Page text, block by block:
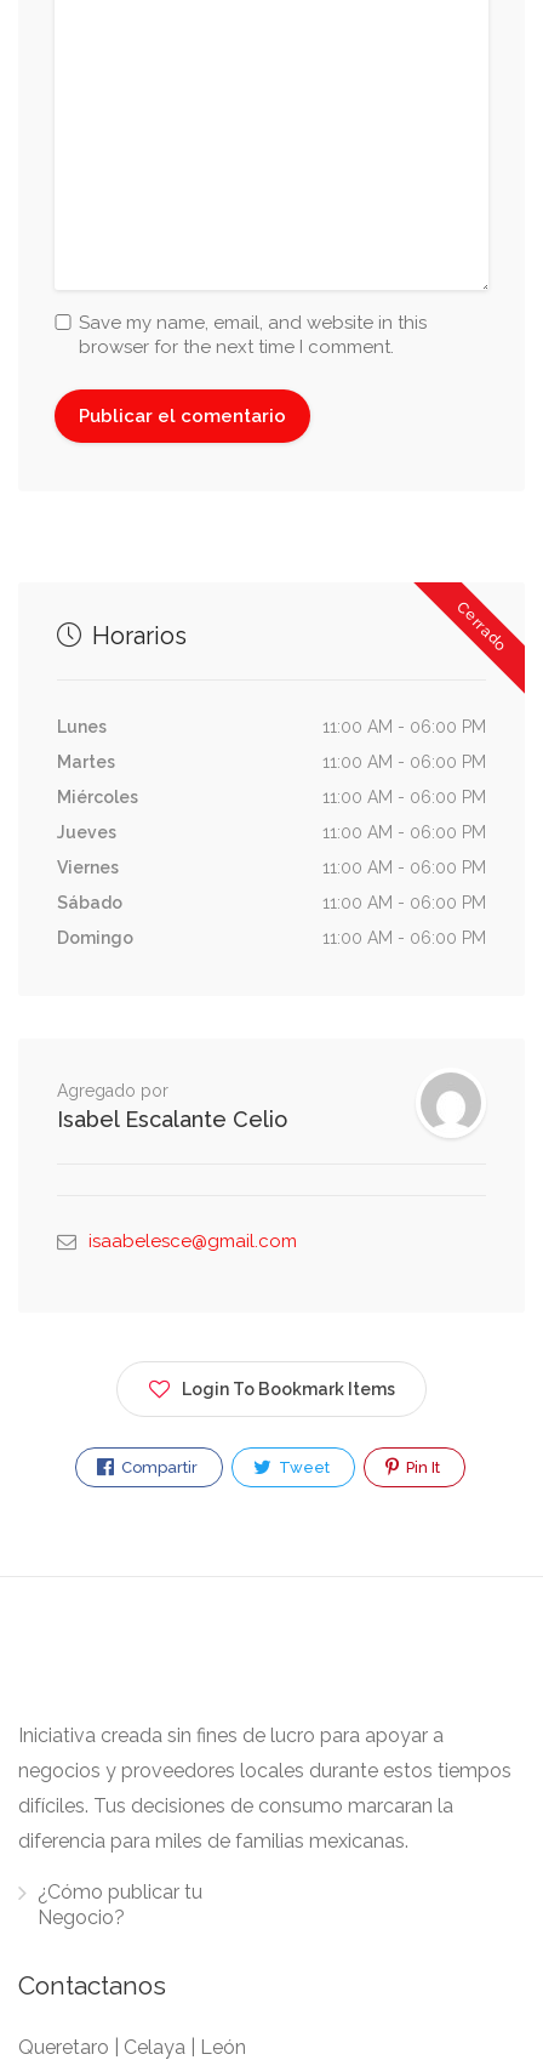
Negro
Salsa de chiles tatemados y salsas
negras
Sala a elegir (verde, roja o negra)
BEBIDAS
Limonada
Agua natural
Clamato preparado
Helado
Save my name, email, and website in this
browser for the next time I comment.
Cerrado
Horarios
Lunes
11:00 AM - 06:00 PM
Martes
11:00 AM - 06:00 PM
Miércoles
11:00 AM - 06:00 PM
Jueves
11:00 AM - 06:00 PM
Viernes
11:00 AM - 06:00 PM
Sábado
11:00 AM - 06:00 PM
Domingo
11:00 AM - 06:00 PM
Agregado por
Isabel Escalante Celio
isaabelesce@gmail.com
Login To Bookmark Items
Compartir Tweet Pin It
Iniciativa creada sin fines de lucro para apoyar a
negocios y proveedores locales durante estos tiempos
difíciles. Tus decisiones de consumo marcaran la
diferencia para miles de familias mexicanas.
¿Cómo publicar tu
Negocio?
Contactanos
Queretaro | Celaya | León